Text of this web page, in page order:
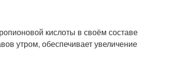
кислоты в своём составе
утром, обеспечивает увеличение